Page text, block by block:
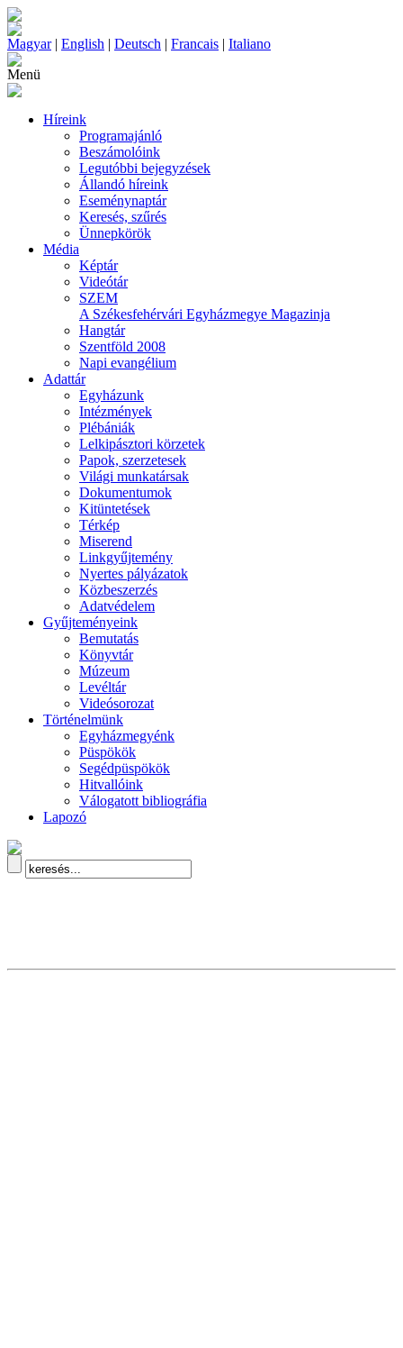
Magyar| English | Deutsch | Francais | Italiano
Menü
Híreink
Programajánló
Beszámolóink
Legutóbbi bejegyzések
Állandó híreink
Eseménynaptár
Keresés, szűrés
Ünnepkörök
Média
Képtár
Videótár
SZEM
A Székesfehérvári Egyházmegye Magazinja
Hangtár
Szentföld 2008
Napi evangélium
Adattár
Egyházunk
Intézmények
Plébániák
Lelkipásztori körzetek
Papok, szerzetesek
Világi munkatársak
Dokumentumok
Kitüntetések
Térkép
Miserend
Linkgyűjtemény
Nyertes pályázatok
Közbeszerzés
Adatvédelem
Gyűjteményeink
Bemutatás
Könyvtár
Múzeum
Levéltár
Videósorozat
Történelmünk
Egyházmegyénk
Püspökök
Segédpüspökök
Hitvallóink
Válogatott bibliográfia
Lapozó